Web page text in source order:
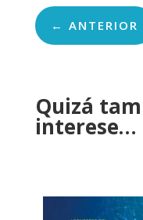
← ANTERIOR
Quizá
interese…